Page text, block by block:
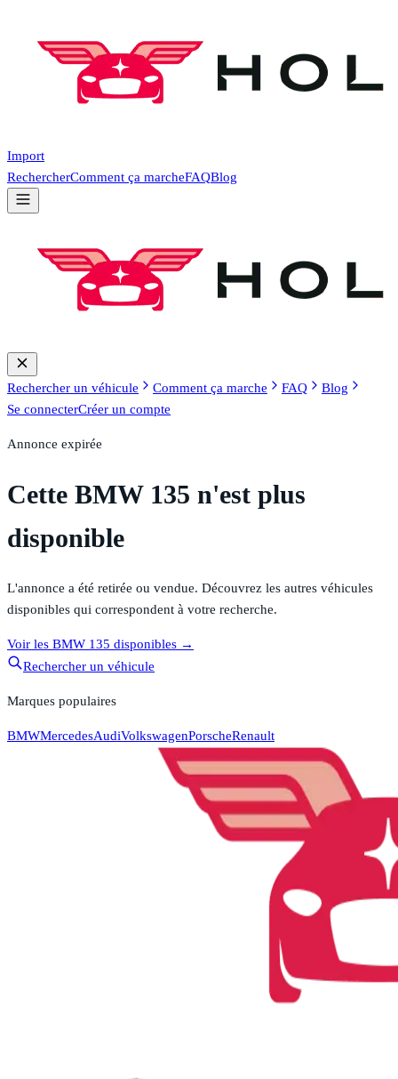
Import
RechercherComment ça marcheFAQBlog
Rechercher un véhicule Comment ça marche FAQ
Blog
Se connecterCréer un compte
Annonce expirée
Cette BMW 135 n'est plus
disponible
L'annonce a été retirée ou vendue. Découvrez les autres véhicules
disponibles qui correspondent à votre recherche.
Voir les BMW 135 disponibles →
Rechercher un véhicule
Marques populaires
BMWMercedesAudiVolkswagenPorscheRenault